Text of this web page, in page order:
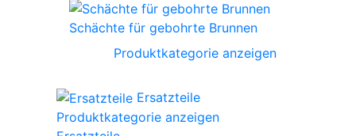
Schächte für gebohrte Brunnen
Produktkategorie anzeigen
Ersatzteile
Produktkategorie anzeigen